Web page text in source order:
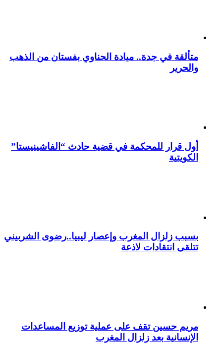
متألقة في جدة.. ميادة الحناوي بفستان من الذهب
والحرير
أول قرار للمحكمة في قضية حادث “الفاشينيستا”
الكويتية
بسبب زلزال المغرب وإعصار ليبيا..رضوى الشربيني
تتلقى انتقادات لاذعة
مريم حسين تقف على عملية توزيع المساعدات
الإنسانية بعد زلزال المغرب